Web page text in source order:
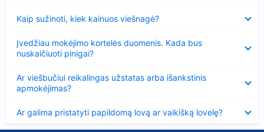
Kaip sužinoti, kiek kainuos viešnagė?
Įvedžiau mokėjimo kortelės duomenis. Kada bus
nuskaičiuoti pinigai?
Ar viešbučiui reikalingas užstatas arba išankstinis
apmokėjimas?
Ar galima pristatyti papildomą lovą ar vaikišką lovelę?